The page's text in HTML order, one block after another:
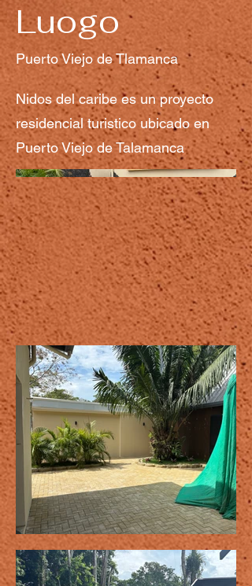
Luogo
Puerto Viejo de Tlamanca
Nidos del caribe es un proyecto
residencial turistico ubicado en
Puerto Viejo de Talamanca